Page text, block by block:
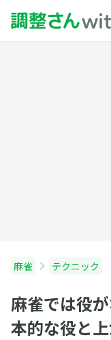
麻雀 テクニック
麻雀では役
本的な役と